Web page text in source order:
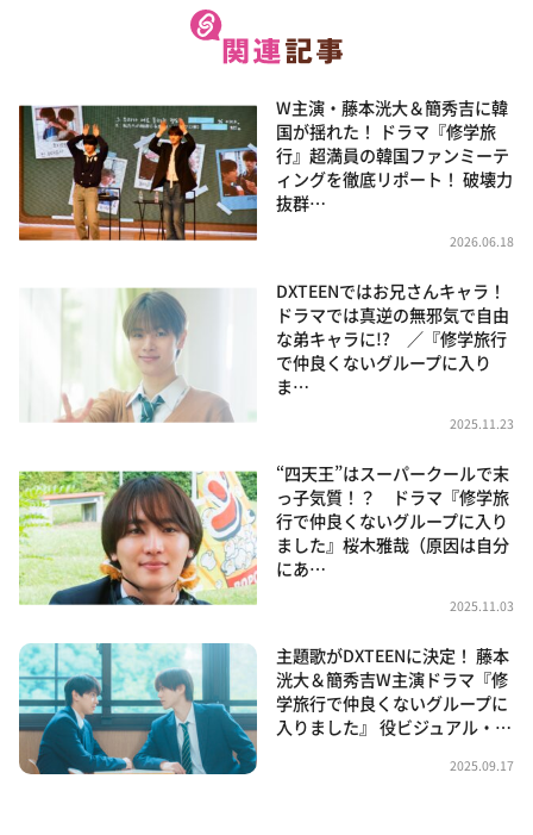
W主演・藤本洸大＆簡秀吉に韓
国が揺れた！ ドラマ『修学旅
行』超満員の韓国ファンミーテ
ィングを徹底リポート！ 破壊力
抜群…
2026.06.18
DXTEENではお兄さんキャラ！
ドラマでは真逆の無邪気で自由
な弟キャラに!? ／『修学旅行
で仲良くないグループに入り
ま…
2025.11.23
“四天王”はスーパークールで末
っ子気質！？ ドラマ『修学旅
行で仲良くないグループに入り
ました』桜木雅哉（原因は自分
にあ…
2025.11.03
主題歌がDXTEENに決定！ 藤本
洸大＆簡秀吉W主演ドラマ『修
学旅行で仲良くないグループに
入りました』 役ビジュアル・…
2025.09.17